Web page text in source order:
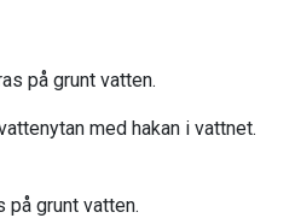
på grunt vatten.
med hakan i vattnet.
på grunt vatten.